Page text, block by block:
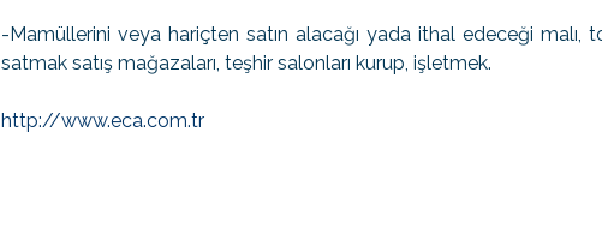
-Mamüllerini veya hariçten satın alacağı yada ithal edeceği
satmak satış mağazaları, teşhir salonları kurup, işletmek.
http://www.eca.com.tr